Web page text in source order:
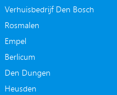
Verhuisbedrijf Den Bosch
Rosmalen
Empel
Berlicum
Den Dungen
Heusden